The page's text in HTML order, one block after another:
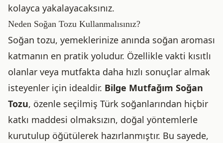
kolayca yakalayacaksınız.
Neden Soğan Tozu Kullanmalısınız?
Soğan tozu, yemeklerinize anında soğan aroması
katmanın en pratik yoludur. Özellikle vakti kısıtlı
olanlar veya mutfakta daha hızlı sonuçlar almak
isteyenler için idealdir. Bilge Mutfağım Soğan
Tozu, özenle seçilmiş Türk soğanlarından hiçbir
katkı maddesi olmaksızın, doğal yöntemlerle
kurutulup öğütülerek hazırlanmıştır. Bu sayede,